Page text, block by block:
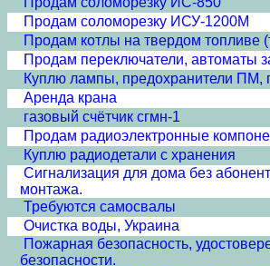
Продам соломорезку ИСУ-1200М
Продам котлы на твердом топливе
Продам переключатели, автоматы
Куплю лампы, предохранители ПМ,
Аренда крана
газовый счётчик сгмн-1
Продам радиоэлектронные
Куплю радиодетали с хранения
Сигнализация для дома без
монтажа.
Требуются самосвалы
Очистка воды, Украина
Пожарная безопасность,
безопасности.